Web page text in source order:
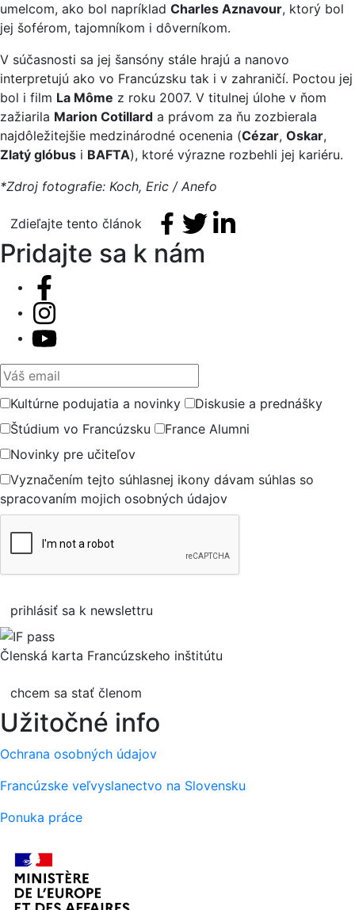
umelcom, ako bol napríklad Charles Aznavour, ktorý bol
jej šoférom, tajomníkom i dôverníkom.
V súčasnosti sa jej šansóny stále hrajú a nanovo
interpretujú ako vo Francúzsku tak i v zahraničí. Poctou jej
bol i film La Môme z roku 2007. V titulnej úlohe v ňom
zažiarila Marion Cotillard a právom za ňu zozbierala
najdôležitejšie medzinárodné ocenenia (Cézar, Oskar,
Zlatý glóbus i BAFTA), ktoré výrazne rozbehli jej kariéru.
*Zdroj fotografie: Koch, Eric / Anefo
Zdieľajte tento článok Facebook share
TweetLinkedin share
Pridajte sa k nám
Váš email
Kultúrne podujatia a novinky
Diskusie a prednášky
Štúdium vo Francúzsku
France Alumni
Novinky pre učiteľov
Vyznačením tejto súhlasnej ikony dávam súhlas so
spracovaním mojich osobných údajov
prihlásiť sa k newslettru
Členská karta Francúzskeho inštitútu
chcem sa stať členom
Užitočné info
Ochrana osobných údajov
Francúzske veľvyslanectvo na Slovensku
Ponuka práce